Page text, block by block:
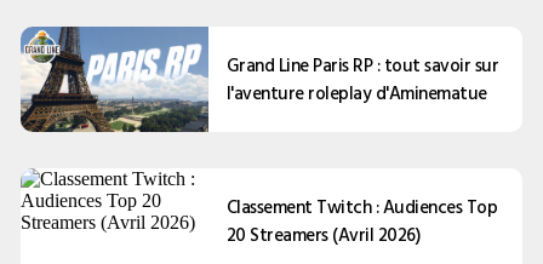
Grand Line Paris RP : tout savoir sur
l'aventure roleplay d'Aminematue
Classement Twitch : Audiences Top
20 Streamers (Avril 2026)